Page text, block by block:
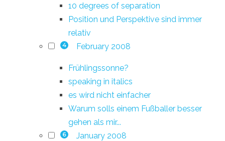
10 degrees of separation
Position und Perspektive sind immer
relativ
4 February 2008
Frühlingssonne?
speaking in italics
es wird nicht einfacher
Warum solls einem Fußballer besser
gehen als mir...
6 January 2008